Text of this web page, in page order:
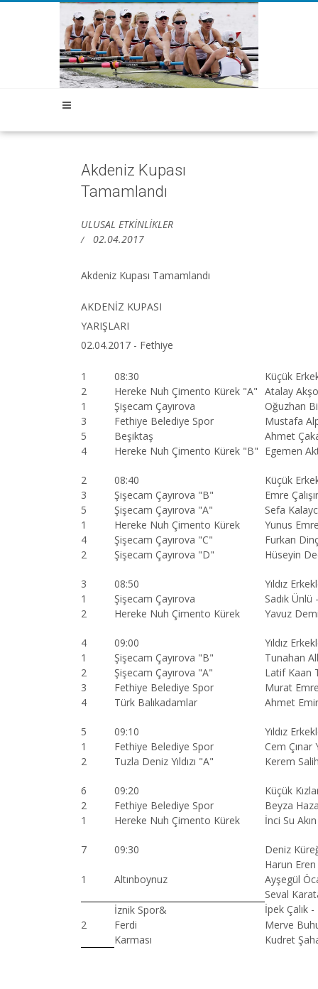
Akdeniz Kupası
Tamamlandı
ULUSAL ETKİNLİKLER
02.04.2017
Akdeniz Kupası Tamamlandı
AKDENİZ KUPASI
YARIŞLARI
02.04.2017 - Fethiye
1 08:30
Küçük
2
Hereke Nuh Çimento Kürek "A" Atalay
1
Şişecam Çayırova
Oğuzhan
3
Fethiye Belediye Spor
Mustafa
5
Beşiktaş
Ahmet
4
Hereke Nuh Çimento Kürek "B" Egemen
2 08:40
Küçük
3
Şişecam Çayırova "B"
Emre
5
Şişecam Çayırova "A"
Sefa
1
Hereke Nuh Çimento Kürek
Yunus
4
Şişecam Çayırova "C"
Furkan
2
Şişecam Çayırova "D" Hüseyin
3 08:50
Yıldız
1
Şişecam Çayırova
Sadık
2
Hereke Nuh Çimento Kürek Yavuz
4 09:00
Yıldız
1
Şişecam Çayırova "B"
Tunahan
2
Şişecam Çayırova "A"
Latif Kaan
3
Fethiye Belediye Spor
Murat
4
Türk Balıkadamlar Ahmet
5 09:10
Yıldız
1
Fethiye Belediye Spor
Cem
2
Tuzla Deniz Yıldızı "A" Kerem
6 09:20
Küçük
2
Fethiye Belediye Spor
Beyza
1
Hereke Nuh Çimento Kürek İnci Su Akın
7 09:30 Deniz
1 Altınboynuz
Harun
Ayşegül
Seval
2
İznik Spor&
İpek Çalık
Ferdi
Merve
Karması
Kudret